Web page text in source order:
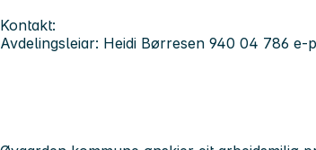
Kontakt:
Avdelingsleiar: Heidi Børresen 940 04 786 e-